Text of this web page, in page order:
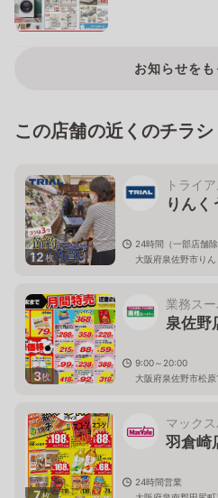
お知らせを
この店舗の近くのチラシ
12枚
トライ
りんく
24時間（一部店舗除
大阪府泉佐野市り
3枚
業務ス
泉佐野
9:00～20:00
大阪府泉佐野市松
7枚
マックス
羽倉崎
24時間営業